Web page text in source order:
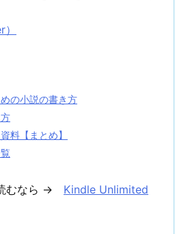
の小説の書き方
料【まとめ】
むなら → Kindle Unlimited